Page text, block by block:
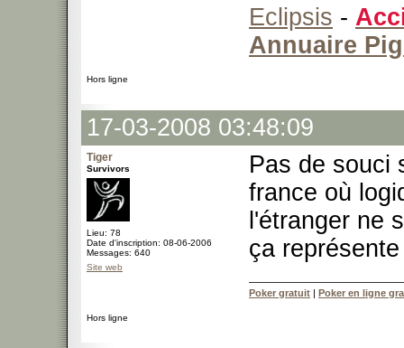
Eclipsis -
Annuaire
Hors ligne
17-03-2008 03:48:09
Tiger
Survivors
Lieu: 78
Date d'inscription: 08-06-2006
Messages: 640
Site web
Pas de souci
france où
l'étranger ne
ça
Poker gratuit | Poker en ligne
Hors ligne